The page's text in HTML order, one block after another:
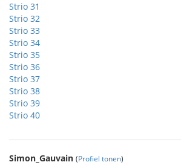
Strio 31
Strio 32
Strio 33
Strio 34
Strio 35
Strio 36
Strio 37
Strio 38
Strio 39
Strio 40
Simon_Gauvain (Profiel tonen)